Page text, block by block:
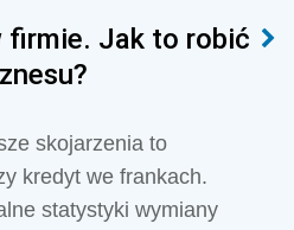
firmie. Jak to robić
skojarzenia to
kredyt we frankach.
statystyki wymiany